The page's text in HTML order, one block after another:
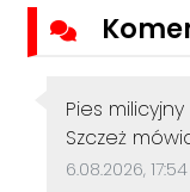
Autor
Pies milicyjny
Treść
Szczeż
szkaradne.
Data dodania
6.08.2026, 17:54